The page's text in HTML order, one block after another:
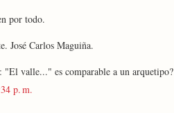
por todo.
José Carlos Maguiña.
"El valle..." es comparable a un arquetipo?
p. m.